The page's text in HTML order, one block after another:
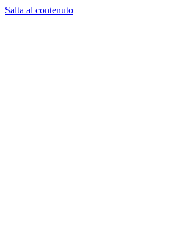
Salta al contenuto